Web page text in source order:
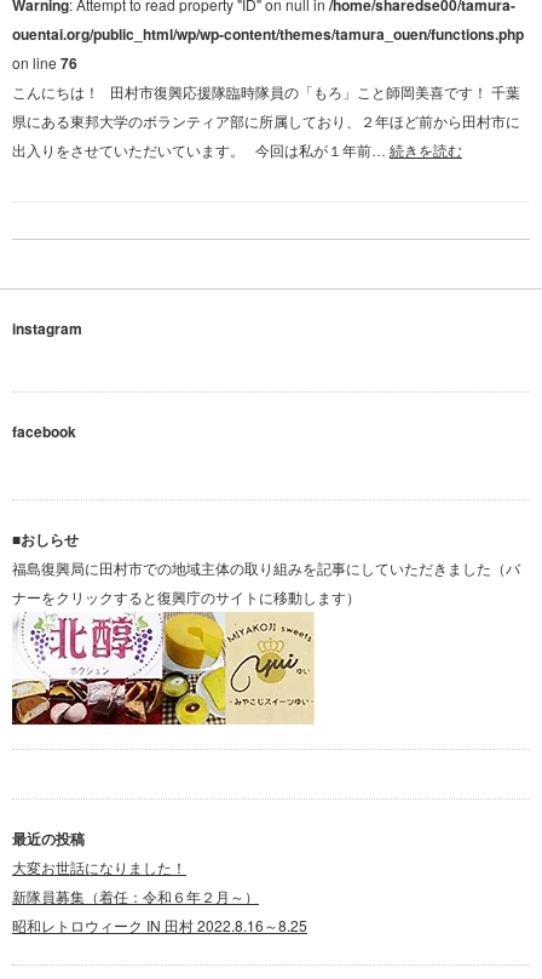
Warning: Attempt to read property "ID" on null in /home/sharedse00/tamura-
ouentai.org/public_html/wp/wp-content/themes/tamura_ouen/functions.php
on line 76
こんにちは！ 田村市復興応援隊臨時隊員の「もろ」こと師岡美喜です！ 千葉
県にある東邦大学のボランティア部に所属しており、２年ほど前から田村市に
出入りをさせていただいています。 今回は私が１年前… 続きを読む
instagram
facebook
■おしらせ
福島復興局に田村市での地域主体の取り組みを記事にしていただきました（バ
ナーをクリックすると復興庁のサイトに移動します）
最近の投稿
大変お世話になりました！
新隊員募集（着任：令和６年２月～）
昭和レトロウィーク IN 田村 2022.8.16～8.25